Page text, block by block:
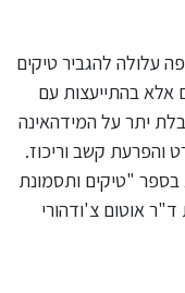
עלולה להגביר טיקים
אלא בהתייעצות עם
יתר על המידהאינה
והפרעת קשב וריכוז.
בספר "טיקים ותסמונת
אוטום צ'ודהורי